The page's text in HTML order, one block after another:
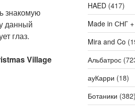
знакомую
данный
глаз.
Village
HAED(417)
Made in СНГ
Mira and Co
Альбатрос
ауКарри (18)
Ботаники